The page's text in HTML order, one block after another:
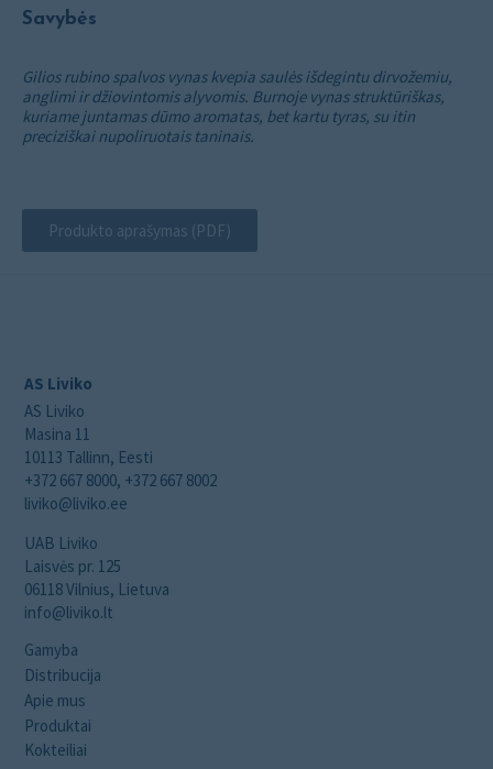
Savybės
Gilios rubino spalvos vynas kvepia saulės išdegintu dirvožemiu,
anglimi ir džiovintomis alyvomis. Burnoje vynas struktūriškas,
kuriame juntamas dūmo aromatas, bet kartu tyras, su itin
preciziškai nupoliruotais taninais.
Produkto aprašymas (PDF)
AS Liviko
AS Liviko
Masina 11
10113 Tallinn, Eesti
+372 667 8000, +372 667 8002
liviko@liviko.ee
UAB Liviko
Laisvės pr. 125
06118 Vilnius, Lietuva
info@liviko.lt
Gamyba
Distribucija
Apie mus
Produktai
Kokteiliai